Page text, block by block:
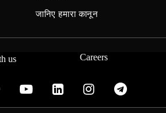
जानिए हमारा कानून
us Careers